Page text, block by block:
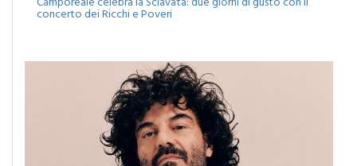
Camporeale celebra la Sciavata: due giorni di gusto con il